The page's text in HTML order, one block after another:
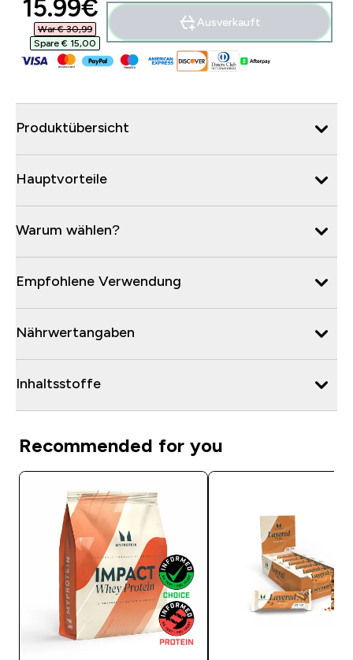
discounted price
15.99€‎
War € 30,99‎
Spare € 15,00‎
Ausverkauft
Produktübersicht
Hauptvorteile
Warum wählen?
Empfohlene Verwendung
Nährwertangaben
Inhaltsstoffe
Recommended for you